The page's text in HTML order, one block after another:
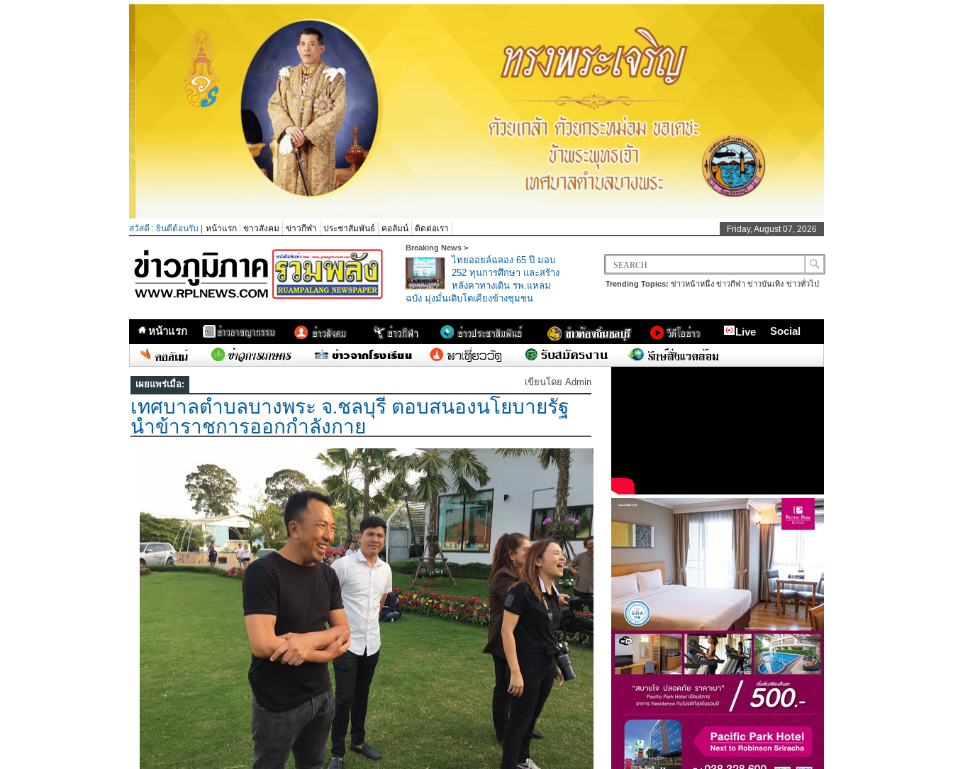
สวัสดี : ยินดีต้อนรับ | หน้าแรก ข่าวสังคม ข่าวกีฬา ประชาสัมพันธ์ คอลัมน์ ติดต่อเรา Friday, August 07, 2026
Breaking News >
ไทยออยล์ฉลอง 65 ปี มอบ
252 ทุนการศึกษา และสร้าง
หลังคาทางเดิน รพ.แหลม
ฉบัง มุ่งมั่นเติบโตเคียงข้างชุมชน
Trending Topics: ข่าวหน้าหนึ่ง ข่าวกีฬา ข่าวบันเทิง ข่าวทั่วไป
หน้าแรก Live Social
เผยแพร่เมื่อ: เขียนโดย Admin
เทศบาลตำบลบางพระ จ.ชลบุรี ตอบสนองนโยบายรัฐ
นำข้าราชการออกกำลังกาย